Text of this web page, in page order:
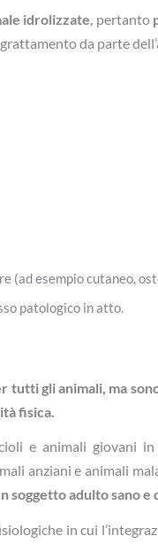
idrolizzate, pertanto
da parte
(ad esempio cutaneo,
patologico in atto.
gli animali, ma
fisica.
e animali giovani
anziani e animali
soggetto adulto sanoe
in cui